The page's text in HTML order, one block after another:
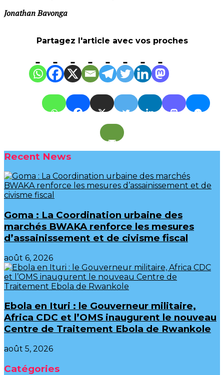
Jonathan Bavonga
Partagez l'article avec vos proches
Recent News
Goma : La Coordination urbaine des
marchés BWAKA renforce les mesures
d’assainissement et de civisme fiscal
août 6, 2026
Ebola en Ituri : le Gouverneur militaire,
Africa CDC et l’OMS inaugurent le nouveau
Centre de Traitement Ebola de Rwankole
août 5, 2026
Catégories